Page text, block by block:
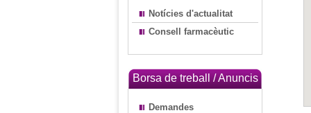
Notícies d'actualitat
Consell farmacèutic
Borsa de treball / Anuncis
Demandes